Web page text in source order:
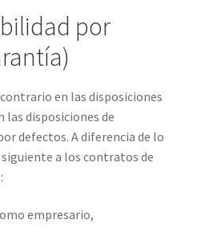
por
en las disposiciones
las disposiciones de
defectos. A diferencia de lo
a los contratos de
empresario,